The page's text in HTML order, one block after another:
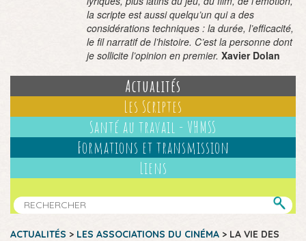
la scripte est aussi quelqu’un qui a des
considérations techniques : la durée, l’efficacité,
le fil narratif de l’histoire. C’est la personne dont
je sollicite l’opinion en premier. Xavier Dolan
Actualités
Les Scriptes
Santé au travail - VHMSS
Formations et transmission
Liens
ACTUALITÉS > LES ASSOCIATIONS DU CINÉMA > LA VIE DES